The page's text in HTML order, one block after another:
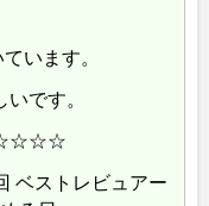
います。
です。
ベストレビュアー